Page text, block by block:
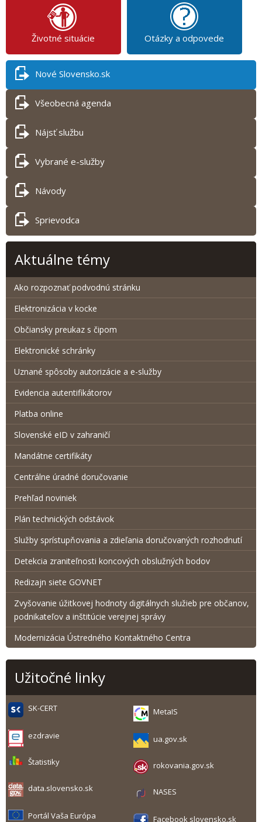
Životné situácie Otázky a odpovede
Nové Slovensko.sk
Všeobecná agenda
Nájsť službu
Vybrané e-služby
Návody
Sprievodca
Aktuálne témy
Ako rozpoznať podvodnú stránku
Elektronizácia v kocke
Občiansky preukaz s čipom
Elektronické schránky
Uznané spôsoby autorizácie a e-služby
Evidencia autentifikátorov
Platba online
Slovenské eID v zahraničí
Mandátne certifikáty
Centrálne úradné doručovanie
Prehľad noviniek
Plán technických odstávok
Služby sprístupňovania a zdieľania doručovaných rozhodnutí
Detekcia zraniteľnosti koncových obslužných bodov
Redizajn siete GOVNET
Zvyšovanie úžitkovej hodnoty digitálnych služieb pre občanov,
podnikateľov a inštitúcie verejnej správy
Modernizácia Ústredného Kontaktného Centra
Užitočné linky
SK-CERT MetaIS
ezdravie ua.gov.sk
Štatistiky rokovania.gov.sk
data.slovensko.sk NASES
Portál Vaša Európa Facebook slovensko.sk